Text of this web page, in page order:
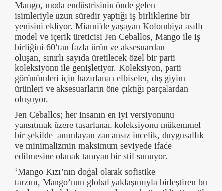
Mango, moda endüstrisinin önde gelen
isimleriyle uzun süredir yaptığı iş birliklerine bir
yenisini ekliyor. Miami'de yaşayan Kolombiya asıllı
model ve içerik üreticisi Jen Ceballos, Mango ile iş
birliğini 60’tan fazla ürün ve aksesuardan
oluşan, sınırlı sayıda üretilecek özel bir parti
koleksiyonu ile genişletiyor. Koleksiyon, parti
görünümleri için hazırlanan elbiseler, dış giyim
ürünleri ve aksesuarların öne çıktığı parçalardan
oluşuyor.
Jen Ceballos; her insanın en iyi versiyonunu
yansıtmak üzere tasarlanan koleksiyonu mükemmel
bir şekilde tanımlayan zamansız incelik, duygusallık
ve minimalizmin maksimum seviyede ifade
edilmesine olanak tanıyan bir stil sunuyor.
‘Mango Kızı’nın doğal olarak sofistike
tarzını, Mango’nun global yaklaşımıyla birleştiren bu